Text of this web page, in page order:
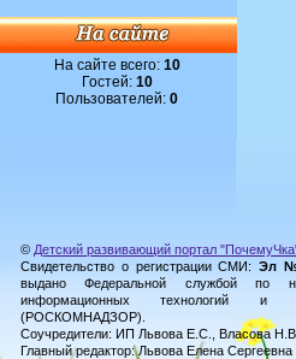
На сайте всего: 10
Гостей: 10
Пользователей: 0
© Детский развивающий портал
Свидетельство о регистрации СМИ: Эл
выдано Федеральной службой по
информационных технологий и
(РОСКОМНАДЗОР).
Соучредители: ИП Львова Е.С., Власова Н.В.
Главный редактор: Львова Елена Сергеевна